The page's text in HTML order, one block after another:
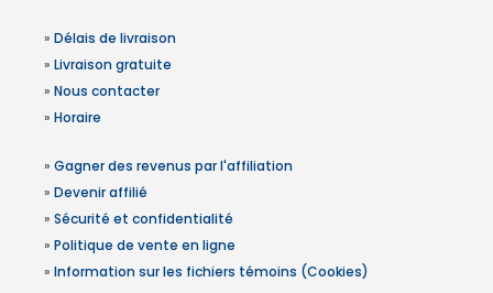
» Délais de livraison
» Livraison gratuite
» Nous contacter
» Horaire
» Gagner des revenus par l'affiliation
» Devenir affilié
» Sécurité et confidentialité
» Politique de vente en ligne
» Information sur les fichiers témoins (Cookies)